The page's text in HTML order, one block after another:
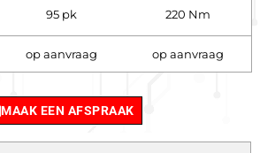
95 pk 220 Nm
op aanvraag op aanvraag
MAAK EEN AFSPRAAK